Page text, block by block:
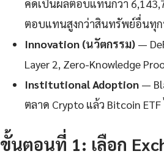
คิดเป็นผลตอบแทนกว่า
ตอบแทนสูงกว่าสินทรัพย์อื่นทุก
Innovation (นวัตกรรม) —
Layer 2, Zero-Knowledge
Institutional Adoption —
ตลาด Crypto แล้ว Bitcoin
ขั้นตอนที่ 1: เลือก